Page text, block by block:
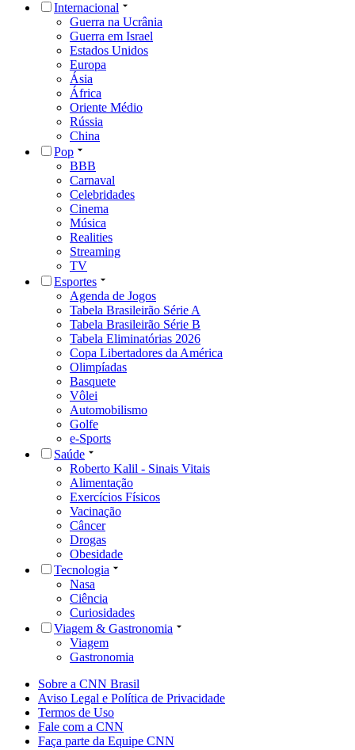
Internacional
Guerra na Ucrânia
Guerra em Israel
Estados Unidos
Europa
Ásia
África
Oriente Médio
Rússia
China
Pop
BBB
Carnaval
Celebridades
Cinema
Música
Realities
Streaming
TV
Esportes
Agenda de Jogos
Tabela Brasileirão Série A
Tabela Brasileirão Série B
Tabela Eliminatórias 2026
Copa Libertadores da América
Olimpíadas
Basquete
Vôlei
Automobilismo
Golfe
e-Sports
Saúde
Roberto Kalil - Sinais Vitais
Alimentação
Exercícios Físicos
Vacinação
Câncer
Drogas
Obesidade
Tecnologia
Nasa
Ciência
Curiosidades
Viagem & Gastronomia
Viagem
Gastronomia
Sobre a CNN Brasil
Aviso Legal e Política de Privacidade
Termos de Uso
Fale com a CNN
Faça parte da Equipe CNN